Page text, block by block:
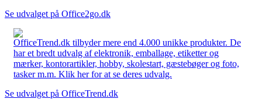
Se udvalget på Office2go.dk
OfficeTrend.dk tilbyder mere end 4.000 unikke produkter. De
har et bredt udvalg af elektronik, emballage, etiketter og
mærker, kontorartikler, hobby, skolestart, gæstebøger og foto,
tasker m.m. Klik her for at se deres udvalg.
Se udvalget på OfficeTrend.dk